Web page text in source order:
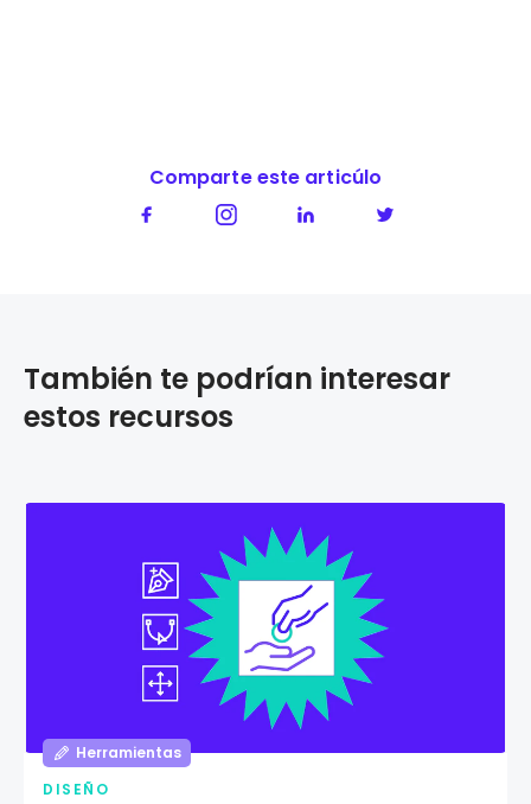
Comparte este articúlo
También te podrían interesar
estos recursos
Herramientas
DISEÑO